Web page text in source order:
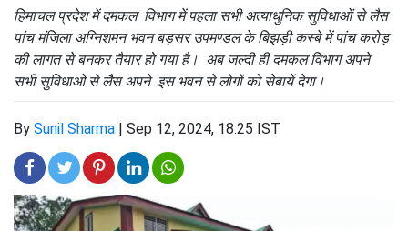
हिमाचल प्रदेश में दमकल विभाग में पहला सभी अत्याधुनिक सुविधाओं से लैस
पांच मंजिला अग्निशमन भवन बड़सर उपमण्डल के बिझड़ी कस्बे में पांच करोड़
की लागत से बनकर तैयार हो गया है। अब जल्दी ही दमकल विभाग अपने
सभी सुविधाओं से लैस अपने इस भवन से लोगों को सेबायें देगा।
By Sunil Sharma | Sep 12, 2024, 18:25 IST